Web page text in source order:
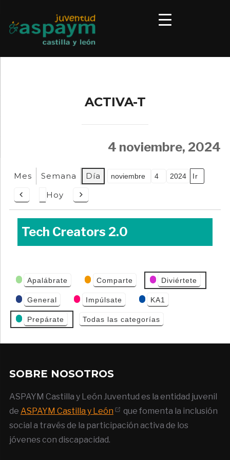
ACTIVA-T
4 noviembre, 2024
Mes Semana Día
Anterior
Hoy
Siguiente
Tech Creators 2.0
Categorías
de Eventos
Apalábrate Comparte Diviértete
General Impúlsate KA1
Prepárate Todas las categorías
SOBRE NOSOTROS
ASPAYM Castilla y León Juventud es la entidad juvenil
de ASPAYM Castilla y León
que fomenta la inclusión
social a través de la participación activa de los
jóvenes con discapacidad.